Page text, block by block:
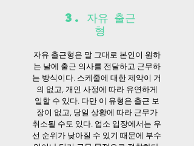
3. 자유 출근
형
자유 출근형은 말 그대로 본인이 원하
는 날에 출근 의사를 전달하고 근무하
는 방식이다. 스케줄에 대한 제약이 거
의 없고, 개인 사정에 따라 유연하게
일할 수 있다. 다만 이 유형은 출근 보
장이 없고, 당일 상황에 따라 근무가
취소될 수도 있다. 업소 입장에서는 우
선 순위가 낮아질 수 있기 때문에 부수